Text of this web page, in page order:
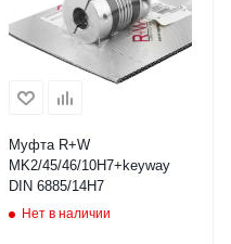
Муфта R+W
MK2/45/46/10H7+keyway
DIN 6885/14H7
Нет в наличии